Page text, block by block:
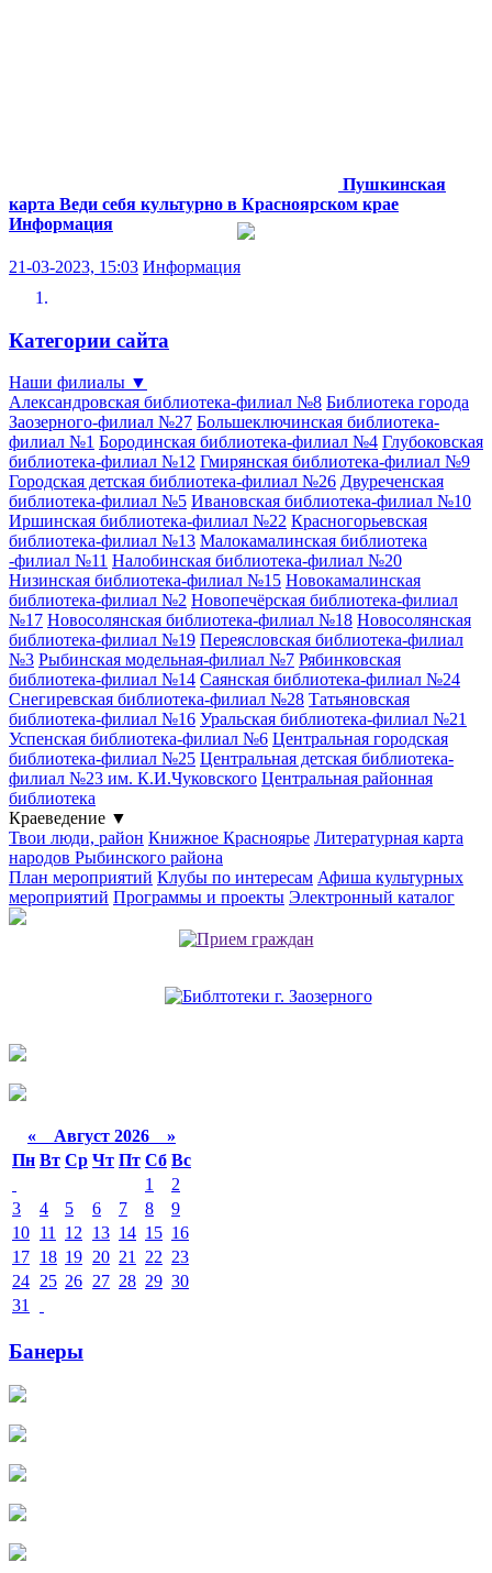
Пушкинская
карта Веди себя культурно в Красноярском крае
Информация
21-03-2023, 15:03 Информация
Категории сайта
Наши филиалы ▼
Александровская библиотека-филиал №8 Библиотека города
Заозерного-филиал №27 Большеключинская библиотека-
филиал №1 Бородинская библиотека-филиал №4 Глубоковская
библиотека-филиал №12 Гмирянская библиотека-филиал №9
Городская детская библиотека-филиал №26 Двуреченская
библиотека-филиал №5 Ивановская библиотека-филиал №10
Иршинская библиотека-филиал №22 Красногорьевская
библиотека-филиал №13 Малокамалинская библиотека
-филиал №11 Налобинская библиотека-филиал №20
Низинская библиотека-филиал №15 Новокамалинская
библиотека-филиал №2 Новопечёрская библиотека-филиал
№17 Новосолянская библиотека-филиал №18 Новосолянская
библиотека-филиал №19 Переясловская библиотека-филиал
№3 Рыбинская модельная-филиал №7 Рябинковская
библиотека-филиал №14 Саянская библиотека-филиал №24
Снегиревская библиотека-филиал №28 Татьяновская
библиотека-филиал №16 Уральская библиотека-филиал №21
Успенская библиотека-филиал №6 Центральная городская
библиотека-филиал №25 Центральная детская библиотека-
филиал №23 им. К.И.Чуковского Центральная районная
библиотека
Краеведение ▼
Твои люди, район Книжное Красноярье Литературная карта
народов Рыбинского района
План мероприятий Клубы по интересам Афиша культурных
мероприятий Программы и проекты Электронный каталог
« Август 2026 »
Пн Вт Ср Чт Пт Сб Вс
1
2
3
4 5 6 7 8
9
10 11 12 13 14 15 16
17 18 19 20 21 22 23
24 25 26 27 28 29 30
31
Банеры